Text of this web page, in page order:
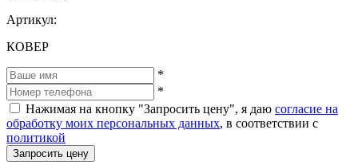
Артикул:
КОВЕР
*
*
Нажимая на кнопку "Запросить цену", я даю согласие на
обработку моих персональных данных, в соответствии с
политикой
Запросить цену